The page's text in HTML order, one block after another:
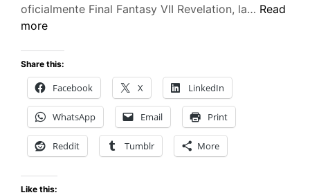
oficialmente Final Fantasy VII Revelation, la… Final
Read
more
Share this:
Facebook X LinkedIn
WhatsApp Email Print
Reddit Tumblr More
Like this: